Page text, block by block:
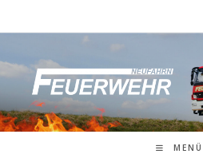
Inhalt
MENÜ